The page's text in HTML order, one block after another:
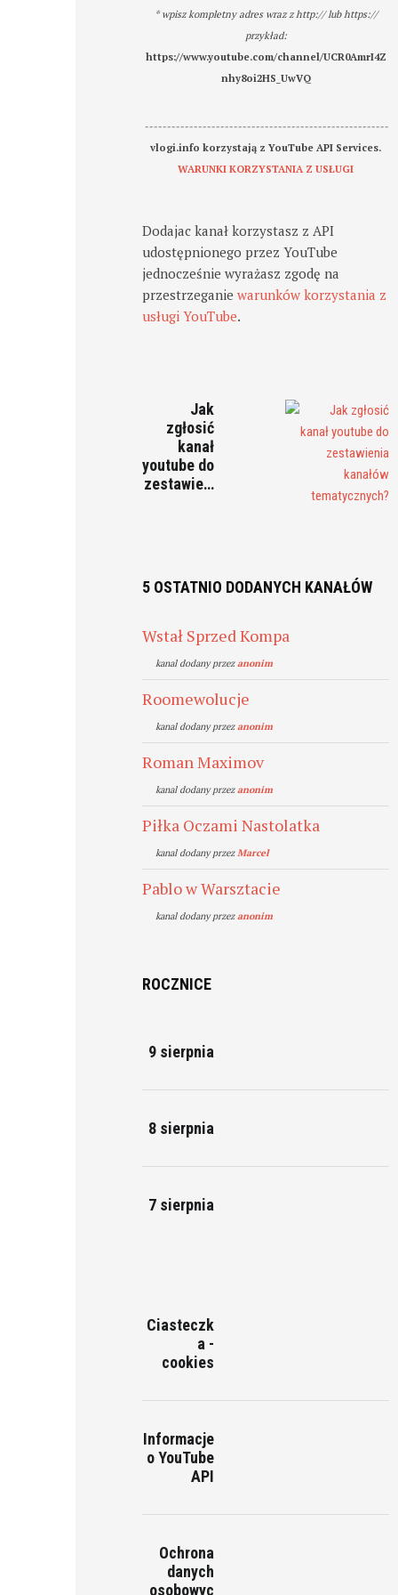
* wpisz kompletny adres wraz z http:// lub https://
przykład:
https://www.youtube.com/channel/UCR0AmrI4Z
nhy8oi2HS_UwVQ
-------------------------------------------------------
vlogi.info korzystają z YouTube API Services.
WARUNKI KORZYSTANIA Z USŁUGI
Dodajac kanał korzystasz z API
udostępnionego przez YouTube
jednocześnie wyrażasz zgodę na
przestrzeganiewarunków korzystania z
usługi YouTube.
Jak
zgłosić
kanał
youtube do
zestawie…
5 OSTATNIO DODANYCH KANAŁÓW
Wstał Sprzed Kompa
kanal dodany przezanonim
Roomewolucje
kanal dodany przezanonim
Roman Maximov
kanal dodany przezanonim
Piłka Oczami Nastolatka
kanal dodany przezMarcel
Pablo w Warsztacie
kanal dodany przezanonim
ROCZNICE
9 sierpnia
8 sierpnia
7 sierpnia
Ciasteczk
a -
cookies
Informacje
o YouTube
API
Ochrona
danych
osobowyc